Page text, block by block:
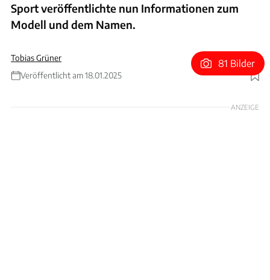
Sport veröffentlichte nun Informationen zum
Modell und dem Namen.
Tobias Grüner
Veröffentlicht am 18.01.2025
Foto: Red Bull
81 Bilder
ANZEIGE